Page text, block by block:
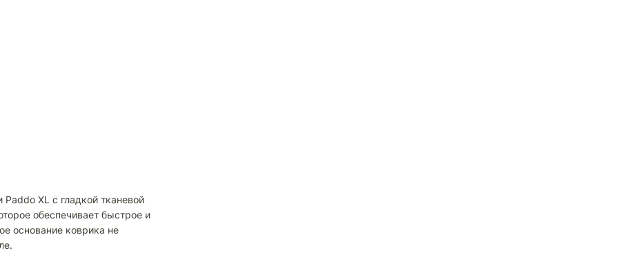
ХL с гладкой тканевой
обеспечивает быстрое и
основание коврика не